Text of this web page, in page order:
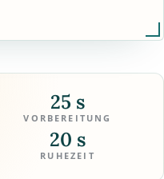
25 s
VORBEREITUNG
20 s
RUHEZEIT